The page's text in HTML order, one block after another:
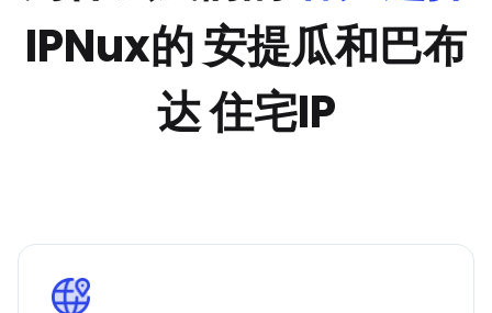
IPNux的 安提瓜和巴布
达 住宅IP